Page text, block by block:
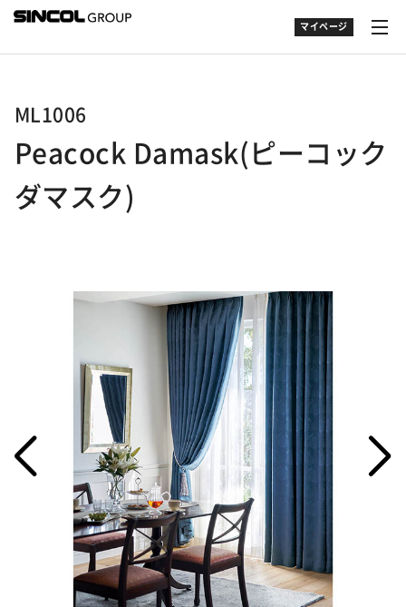
マイページ
ML1006
Peacock Damask(ピーコック
ダマスク)